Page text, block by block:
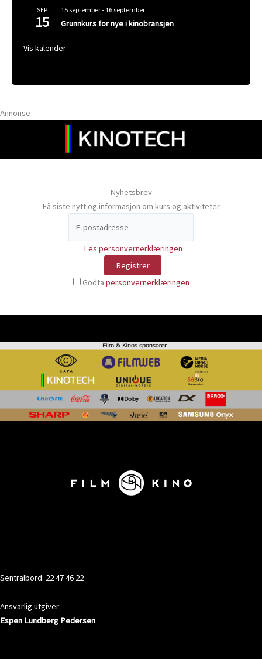
SEP
15
15 september- 16 september
Grunnkurs for nye i kinobransjen
Vis kalender
Annonse
Nyhetsbrev
Få siste nytt og informasjon om kurs og aktiviteter
Les personvernerklæringen
Godta personvernerklæringen
Sentralbord: 22 47 46 22
Ansvarlig utgiver:
Espen Lundberg Pedersen